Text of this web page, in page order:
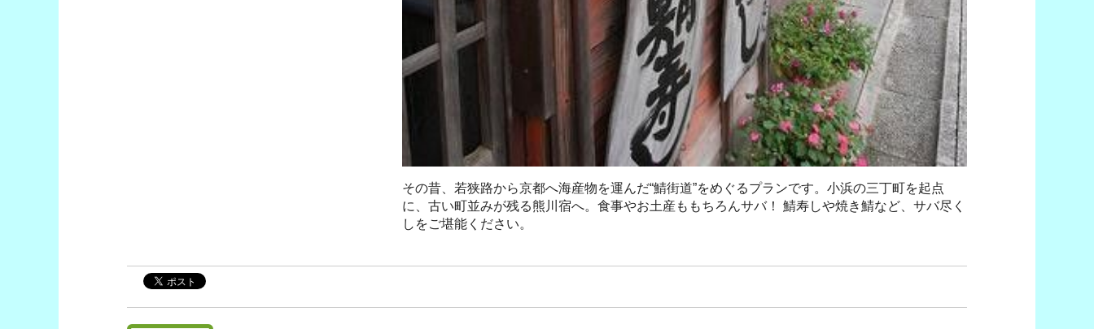
その昔、若狭路から京都へ海産物を運んだ“鯖街道”をめぐるプランです。小浜の三丁町を起点
に、古い町並みが残る熊川宿へ。食事やお土産ももちろんサバ！ 鯖寿しや焼き鯖など、サバ尽く
しをご堪能ください。